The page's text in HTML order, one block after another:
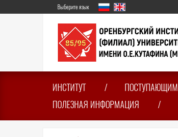
к
Выберите язык
ИНСТИТУТ ПОСТУПАЮЩИМ
ПОЛЕЗНАЯ ИНФОРМАЦИЯ